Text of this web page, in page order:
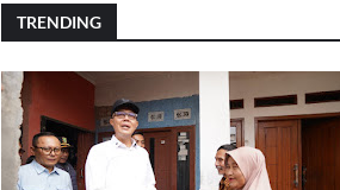
TRENDING